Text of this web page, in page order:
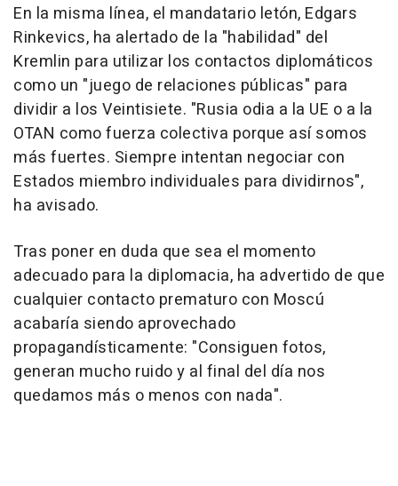
En la misma línea, el mandatario letón, Edgars
Rinkevics, ha alertado de la "habilidad" del
Kremlin para utilizar los contactos diplomáticos
como un "juego de relaciones públicas" para
dividir a los Veintisiete. "Rusia odia a la UE o a la
OTAN como fuerza colectiva porque así somos
más fuertes. Siempre intentan negociar con
Estados miembro individuales para dividirnos",
ha avisado.
Tras poner en duda que sea el momento
adecuado para la diplomacia, ha advertido de que
cualquier contacto prematuro con Moscú
acabaría siendo aprovechado
propagandísticamente: "Consiguen fotos,
generan mucho ruido y al final del día nos
quedamos más o menos con nada".